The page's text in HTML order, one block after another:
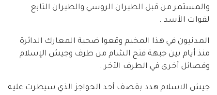
والمستمر من قبل الطيران الروسي والطيران التابع
لقوات الأسد .
المدنيون في هذا المخيم وقعوا ضحية المعارك الدائرة
منذ أيام بين جبهة فتح الشام من طرف وجيش الإسلام
وفصائل أخرى في الطرف الآخر .
جيش الاسلام هدد بقصف أحد الحواجز الذي سيطرت عليه